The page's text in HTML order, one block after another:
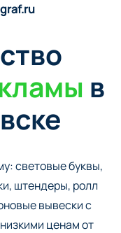
в
cветовые буквы,
штендеры, ролл
вывески с
ценам от